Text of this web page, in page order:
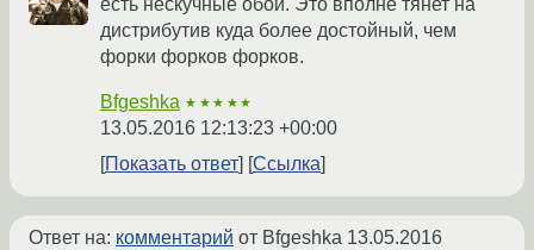
есть нескучные обои. Это вполне тянет на
дистрибутив куда более достойный, чем
форки форков форков.
Bfgeshka ★★★★★
13.05.2016 12:13:23 +00:00
Показать ответ
Ссылка
Ответ на: комментарий от Bfgeshka 13.05.2016